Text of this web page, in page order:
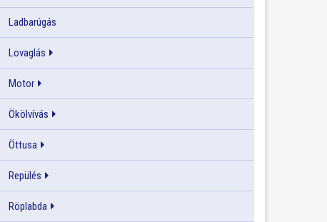
Ladbarúgás
Lovaglás
Motor
Ökölvívás
Öttusa
Repülés
Röplabda